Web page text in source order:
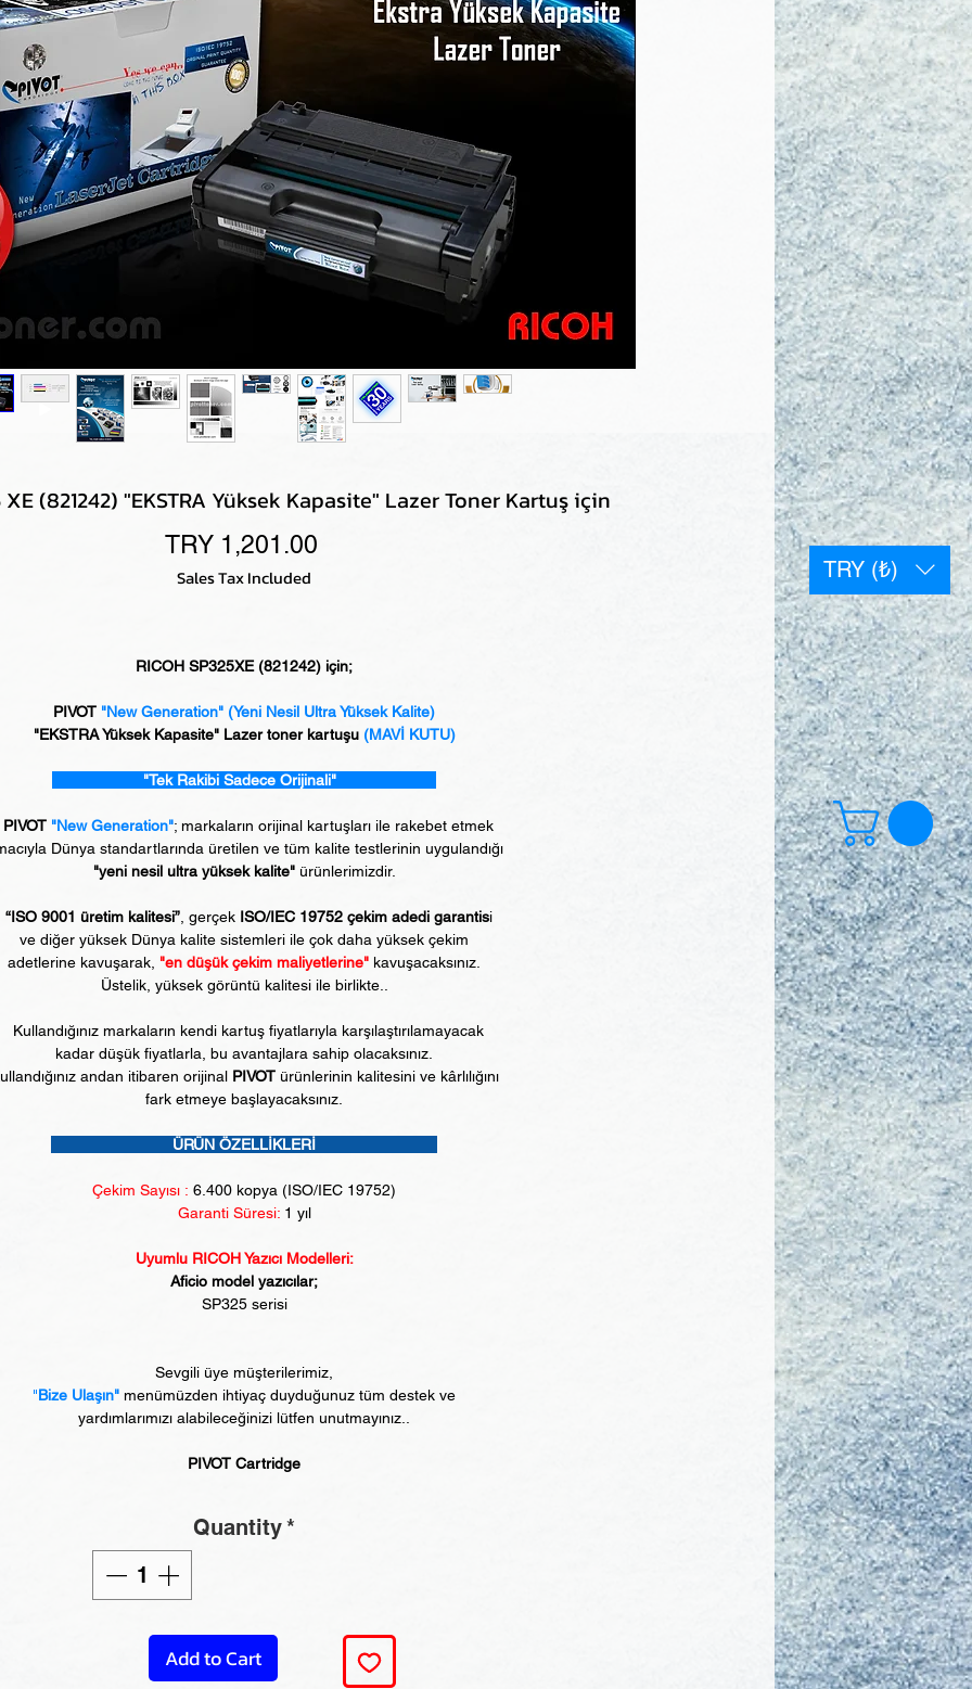
TRY (₺)
XE (821242) "EKSTRA Yüksek Kapasite" Lazer Toner Kartuş için
TRY 1,201.00
Sales Tax Included
RICOH SP325XE (821242) için;
PIVOT "New Generation" (Yeni Nesil Ultra Yüksek Kalite)
"EKSTRA Yüksek Kapasite" Lazer toner kartuşu (MAVİ KUTU)
"Tek Rakibi Sadece Orijinali"
PIVOT "New Generation"; markaların orijinal kartuşları ile rakebet etmek
Dünya standartlarında üretilen ve tüm kalite testlerinin uygulandığı
"yeni nesil ultra yüksek kalite"ürünlerimizdir.
“ISO 9001 üretim kalitesi”, gerçekISO/IEC 19752 çekim adedi garantisi
ve diğer yüksek Dünya kalite sistemleri ile çok daha yüksek çekim
adetlerine kavuşarak, "en düşük çekim maliyetlerine" kavuşacaksınız.
Üstelik, yüksek görüntü kalitesi ile birlikte..
Kullandığınız markaların kendi kartuş fiyatlarıyla karşılaştırılamayacak
kadar düşük fiyatlarla, bu avantajlara sahip olacaksınız.
andan itibaren orijinal PIVOTürünlerinin kalitesini ve kârlılığını
fark etmeye başlayacaksınız.
ÜRÜN ÖZELLİKLERİ
Çekim Sayısı : 6.400 kopya (ISO/IEC 19752)
Garanti Süresi:1 yıl
Uyumlu RICOH Yazıcı Modelleri:
Aficio model yazıcılar;
SP325 serisi
Sevgili üye müşterilerimiz,
"Bize Ulaşın" menümüzden ihtiyaç duyduğunuz tüm destek ve
yardımlarımızı alabileceğinizi lütfen unutmayınız..
PIVOT Cartridge
Quantity*
Add to Cart